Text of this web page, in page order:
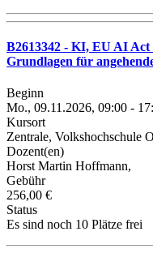
B2613342 - KI, EU AI
Grundlagen für
Beginn
Mo., 09.11.2026, 09:00 -
Kursort
Zentrale, Volkshochschule
Dozent(en)
Horst Martin Hoffmann,
Gebühr
256,00 €
Status
Es sind noch 10 Plätze frei